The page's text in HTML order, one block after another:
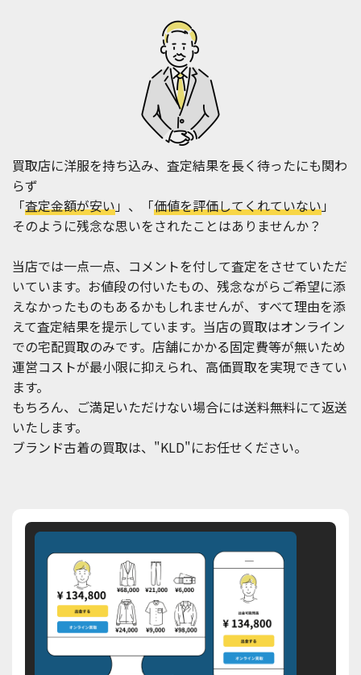
買取店に洋服を持ち込み、査定結果を長く待ったにも関わ
らず
「査定金額が安い」、「価値を評価してくれていない」
そのように残念な思いをされたことはありませんか？
当店では一点一点、コメントを付して査定をさせていただ
いています。お値段の付いたもの、残念ながらご希望に添
えなかったものもあるかもしれませんが、すべて理由を添
えて査定結果を提示しています。当店の買取はオンライン
での宅配買取のみです。店舗にかかる固定費等が無いため
運営コストが最小限に抑えられ、高価買取を実現できてい
ます。
もちろん、ご満足いただけない場合には送料無料にて返送
いたします。
ブランド古着の買取は、"KLD"にお任せください。